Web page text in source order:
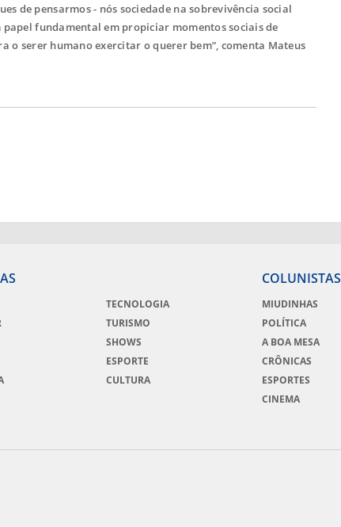
de pensarmos - nós sociedade na sobrevivência social
fundamental em propiciar momentos sociais de
serer humano exercitar o querer bem”, comenta Mateus
TECNOLOGIA
TURISMO
SHOWS
ESPORTE
CULTURA
COLUNISTAS
MIUDINHAS
POLÍTICA
A BOA MESA
CRÔNICAS
ESPORTES
CINEMA